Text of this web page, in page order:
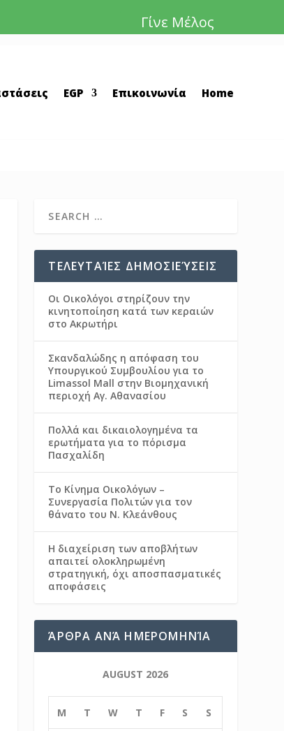
Γίνε Μέλος
EGP Επικοινωνία Home
ΤΕΛΕΥΤΑΊΕΣ ΔΗΜΟΣΙΕΎΣΕΙΣ
Οι Οικολόγοι στηρίζουν την
κινητοποίηση κατά των κεραιών
στο Ακρωτήρι
Σκανδαλώδης η απόφαση του
Υπουργικού Συμβουλίου για το
Limassol Mall στην Βιομηχανική
περιοχή Αγ. Αθανασίου
Πολλά και δικαιολογημένα τα
ερωτήματα για το πόρισμα
Πασχαλίδη
Το Κίνημα Οικολόγων –
Συνεργασία Πολιτών για τον
θάνατο του Ν. Κλεάνθους
Η διαχείριση των αποβλήτων
απαιτεί ολοκληρωμένη
στρατηγική, όχι αποσπασματικές
αποφάσεις
ΆΡΘΡΑ ΑΝΆ ΗΜΕΡΟΜΗΝΊΑ
AUGUST 2026
M T W T F S S